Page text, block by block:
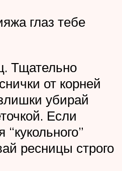
глаз тебе
Тщательно
от корней
убирай
Если
ресницы строго